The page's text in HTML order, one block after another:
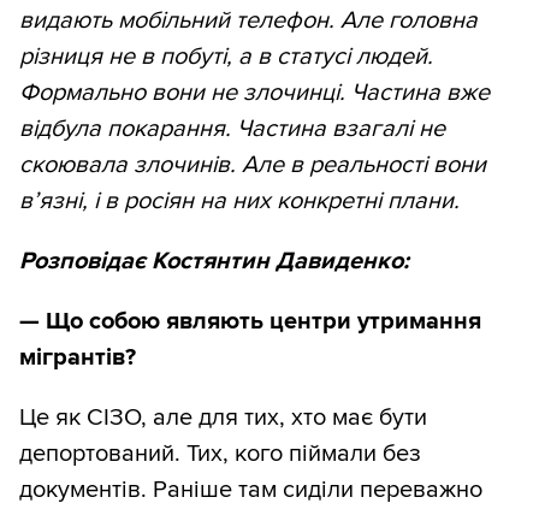
видають мобільний телефон. Але головна
різниця не в побуті, а в статусі людей.
Формально вони не злочинці. Частина вже
відбула покарання. Частина взагалі не
скоювала злочинів. Але в реальності вони
в’язні, і в росіян на них конкретні плани.
Розповідає Костянтин Давиденко:
— Що собою являють центри утримання
мігрантів?
Це як СІЗО, але для тих, хто має бути
депортований. Тих, кого піймали без
документів. Раніше там сиділи переважно